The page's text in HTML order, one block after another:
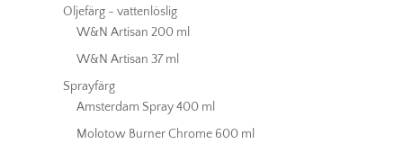
Oljefärg - vattenlöslig
W&N Artisan 200 ml
W&N Artisan 37 ml
Sprayfärg
Amsterdam Spray 400 ml
Molotow Burner Chrome 600 ml